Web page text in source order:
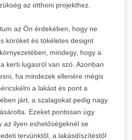
az otthoni projekthez.
az Ön érdekében, hogy ne
köröket és tökéletes designt
mindegy, hogy a
kerti lugasról van szó. Azonban
ha mindezek ellenére mégis
a lakást és pont a
járt, a szalagokat pedig nagy
Ezeket pontosan úgy
az ilyen eshetőségeknél se
tervünktől, a lakásdíszítéstől